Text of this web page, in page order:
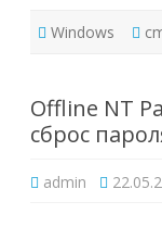
Windows
Offline NT
сброс
admin